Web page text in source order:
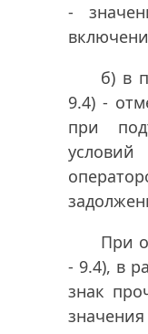
-
б) в
9.4) -
при
При
- 9.4), в
знак